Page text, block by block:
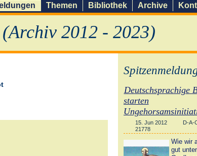
2012 - 2023)
Themen Bibliothek Archive
Deutschsprachige
starten
15. Jun 2012
D-A-
21778
Wie wir
gut